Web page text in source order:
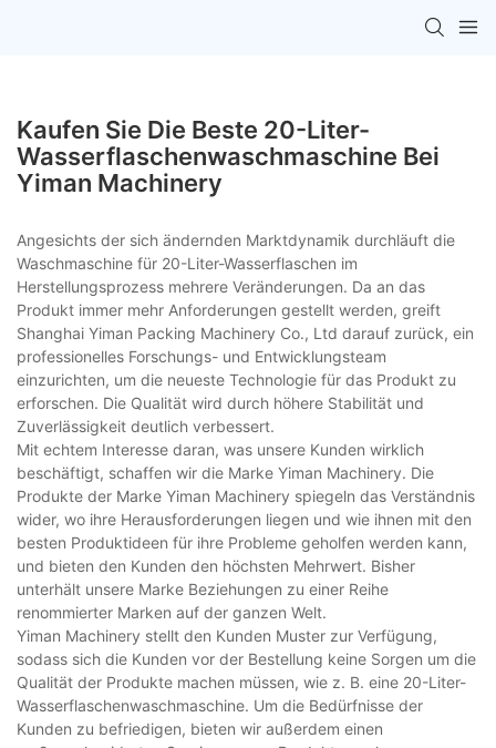
Kaufen Sie Die Beste 20-Liter-
Wasserflaschenwaschmaschine Bei
Yiman Machinery
Angesichts der sich ändernden Marktdynamik durchläuft die
Waschmaschine für 20-Liter-Wasserflaschen im
Herstellungsprozess mehrere Veränderungen. Da an das
Produkt immer mehr Anforderungen gestellt werden, greift
Shanghai Yiman Packing Machinery Co., Ltd darauf zurück, ein
professionelles Forschungs- und Entwicklungsteam
einzurichten, um die neueste Technologie für das Produkt zu
erforschen. Die Qualität wird durch höhere Stabilität und
Zuverlässigkeit deutlich verbessert.
Mit echtem Interesse daran, was unsere Kunden wirklich
beschäftigt, schaffen wir die Marke Yiman Machinery. Die
Produkte der Marke Yiman Machinery spiegeln das Verständnis
wider, wo ihre Herausforderungen liegen und wie ihnen mit den
besten Produktideen für ihre Probleme geholfen werden kann,
und bieten den Kunden den höchsten Mehrwert. Bisher
unterhält unsere Marke Beziehungen zu einer Reihe
renommierter Marken auf der ganzen Welt.
Yiman Machinery stellt den Kunden Muster zur Verfügung,
sodass sich die Kunden vor der Bestellung keine Sorgen um die
Qualität der Produkte machen müssen, wie z. B. eine 20-Liter-
Wasserflaschenwaschmaschine. Um die Bedürfnisse der
Kunden zu befriedigen, bieten wir außerdem einen